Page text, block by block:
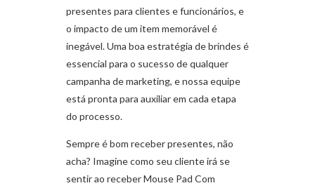
presentes para clientes e funcionários, e
o impacto de um item memorável é
inegável. Uma boa estratégia de brindes é
essencial para o sucesso de qualquer
campanha de marketing, e nossa equipe
está pronta para auxiliar em cada etapa
do processo.
Sempre é bom receber presentes, não
acha? Imagine como seu cliente irá se
sentir ao receber Mouse Pad Com